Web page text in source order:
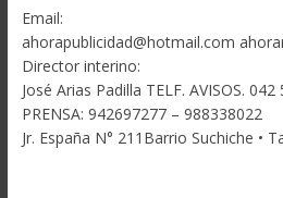
Email:
ahorapublicidad@hotmail.com
Director interino:
José Arias Padilla TELF. AVISOS.
PRENSA: 942697277 – 988338022
Jr. España N° 211Barrio Suchiche •